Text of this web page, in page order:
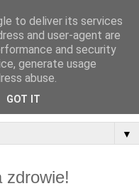
▼
zdrowie!
to deliver its services
and user-agent are
and security
generate usage
abuse.
GOT IT